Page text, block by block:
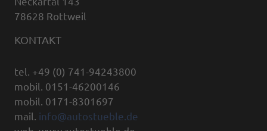
78628 Rottweil
KONTAKT
tel. +49 (0) 741-94243800
mobil. 0151-46200146
mobil. 0171-8301697
mail. info@autostueble.de